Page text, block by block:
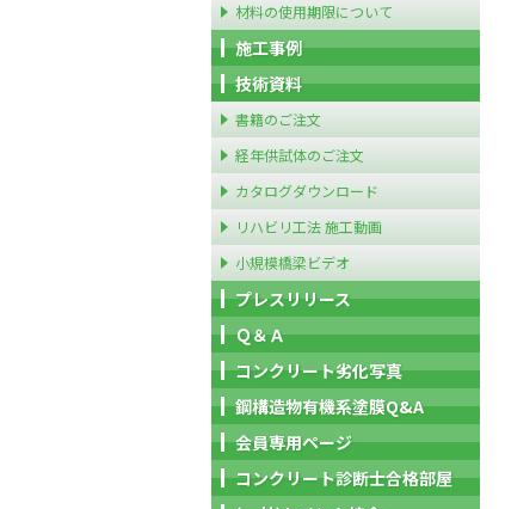
材料の使用期限について
施工事例
技術資料
書籍のご注文
経年供試体のご注文
カタログダウンロード
リハビリ工法 施工動画
小規模橋梁ビデオ
プレスリリース
Ｑ＆Ａ
コンクリート劣化写真
鋼構造物有機系塗膜Q&A
会員専用ページ
コンクリート診断士合格部屋